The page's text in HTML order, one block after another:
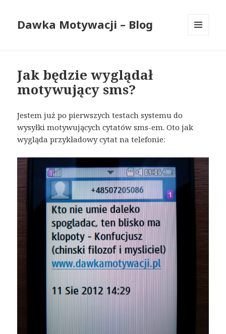
Dawka Motywacji – Blog
Jak będzie wyglądał
motywujący sms?
Jestem już po pierwszych testach systemu do
wysyłki motywujących cytatów sms-em. Oto jak
wygląda przykładowy cytat na telefonie: